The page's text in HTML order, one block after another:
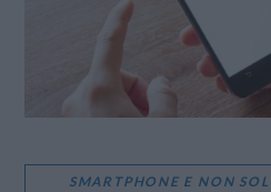
SMARTPHONE E NON